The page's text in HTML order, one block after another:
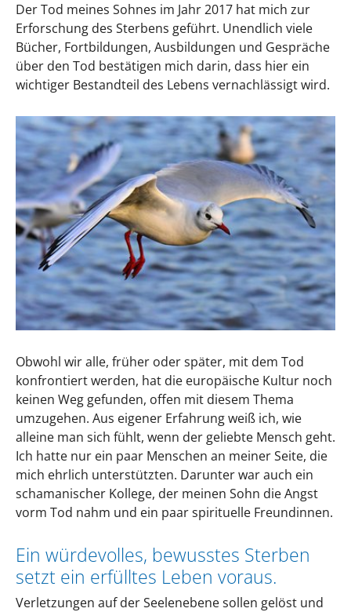
Der Tod meines Sohnes im Jahr 2017 hat mich zur
Erforschung des Sterbens geführt. Unendlich viele
Bücher, Fortbildungen, Ausbildungen und Gespräche
über den Tod bestätigen mich darin, dass hier ein
wichtiger Bestandteil des Lebens vernachlässigt wird.
Obwohl wir alle, früher oder später, mit dem Tod
konfrontiert werden, hat die europäische Kultur noch
keinen Weg gefunden, offen mit diesem Thema
umzugehen. Aus eigener Erfahrung weiß ich, wie
alleine man sich fühlt, wenn der geliebte Mensch geht.
Ich hatte nur ein paar Menschen an meiner Seite, die
mich ehrlich unterstützten. Darunter war auch ein
schamanischer Kollege, der meinen Sohn die Angst
vorm Tod nahm und ein paar spirituelle Freundinnen.
Ein würdevolles, bewusstes Sterben
setzt ein erfülltes Leben voraus.
Verletzungen auf der Seelenebene sollen gelöst und